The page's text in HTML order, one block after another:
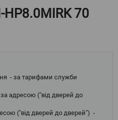
70
- за тарифами служби
адресою ("від дверей до
("від дверей до дверей") -